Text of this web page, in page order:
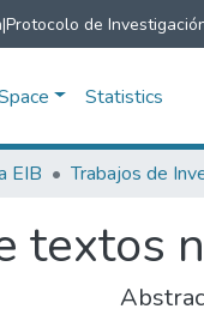
|Protocolo de
Statistics
EIB Trabajos de
textos